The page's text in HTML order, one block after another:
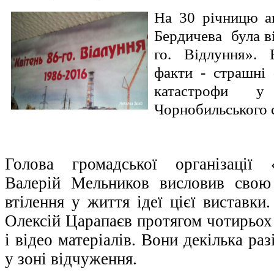
На 30 річницю
Бердичева була
го. Відлуння».
факти - страшні
катастрофи у
Чорнобильського
Голова громадської організації
Валерій Мельников висловив
втілення у життя ідеї цієї
Олексій Царапаєв протягом
і відео матеріалів. Вони декілька
у зоні відчуження.